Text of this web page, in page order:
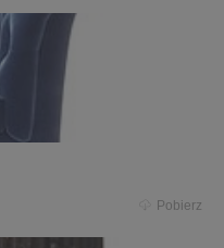
Pobierz